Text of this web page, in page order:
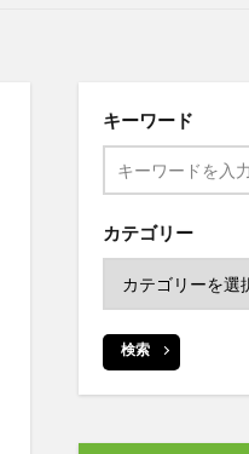
キーワード
カテゴリー
検索